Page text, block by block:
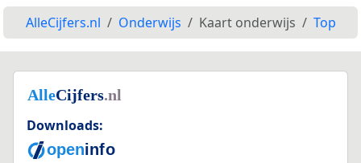
AlleCijfers.nl Onderwijs Kaart onderwijs Top
Downloads: